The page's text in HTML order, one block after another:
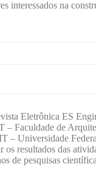
interessados na
Eletrônica ES
– Faculdade de
– Universidade
os resultados das
de pesquisas